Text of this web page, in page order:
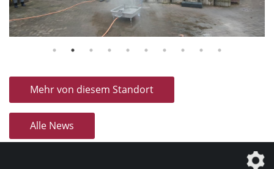
Mehr von diesem Standort
Alle News